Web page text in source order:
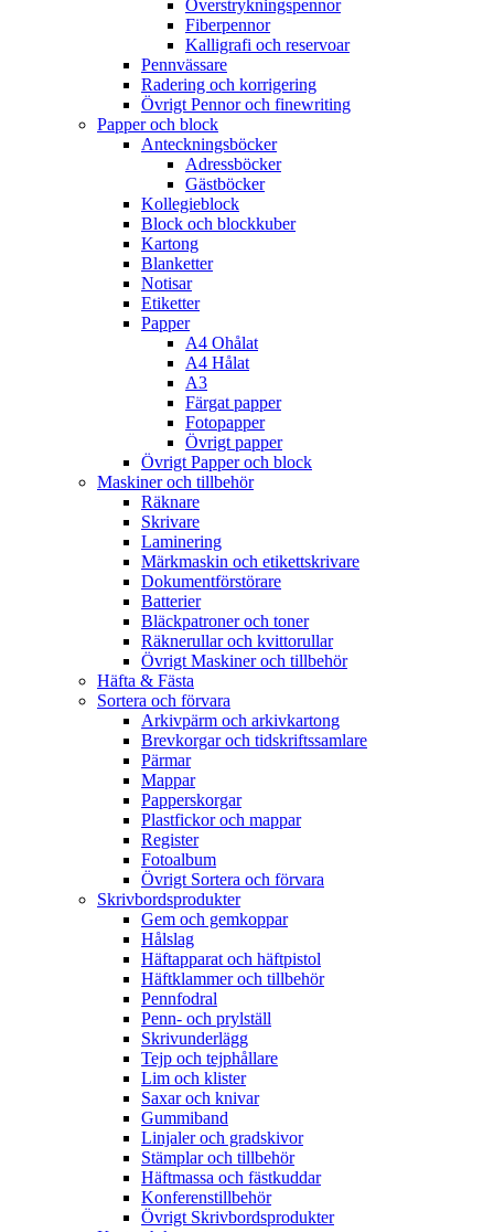
Överstrykningspennor
Fiberpennor
Kalligrafi och reservoar
Pennvässare
Radering och korrigering
Övrigt Pennor och finewriting
Papper och block
Anteckningsböcker
Adressböcker
Gästböcker
Kollegieblock
Block och blockkuber
Kartong
Blanketter
Notisar
Etiketter
Papper
A4 Ohålat
A4 Hålat
A3
Färgat papper
Fotopapper
Övrigt papper
Övrigt Papper och block
Maskiner och tillbehör
Räknare
Skrivare
Laminering
Märkmaskin och etikettskrivare
Dokumentförstörare
Batterier
Bläckpatroner och toner
Räknerullar och kvittorullar
Övrigt Maskiner och tillbehör
Häfta & Fästa
Sortera och förvara
Arkivpärm och arkivkartong
Brevkorgar och tidskriftssamlare
Pärmar
Mappar
Papperskorgar
Plastfickor och mappar
Register
Fotoalbum
Övrigt Sortera och förvara
Skrivbordsprodukter
Gem och gemkoppar
Hålslag
Häftapparat och häftpistol
Häftklammer och tillbehör
Pennfodral
Penn- och prylställ
Skrivunderlägg
Tejp och tejphållare
Lim och klister
Saxar och knivar
Gummiband
Linjaler och gradskivor
Stämplar och tillbehör
Häftmassa och fästkuddar
Konferenstillbehör
Övrigt Skrivbordsprodukter